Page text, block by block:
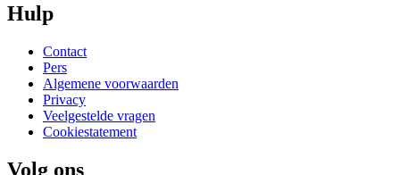
Hulp
Contact
Pers
Algemene voorwaarden
Privacy
Veelgestelde vragen
Cookiestatement
Volg ons